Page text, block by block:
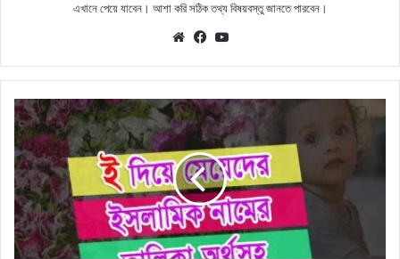
এখানে পেয়ে যাবেন। আশা করি সঠিক তথ্য বিষয়বস্তু জানতে পারবেন।
WebsiteFacebook
ই
দিয়ে
মেয়েদের
ইসলামিক
নামের
তালিকা
অর্থসহ